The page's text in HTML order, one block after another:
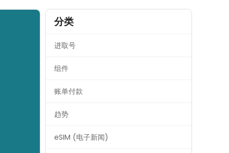
分类
进取号
组件
账单付款
趋势
eSIM (电子新闻)